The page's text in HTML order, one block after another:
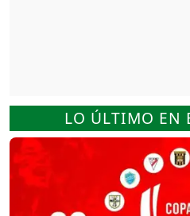
LO ÚLTIMO EN